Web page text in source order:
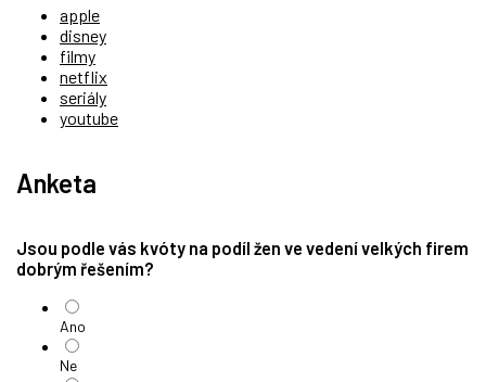
apple
disney
filmy
netflix
seriály
youtube
Anketa
Jsou podle vás kvóty na podíl žen ve vedení velkých firem
dobrým řešením?
Ano
Ne